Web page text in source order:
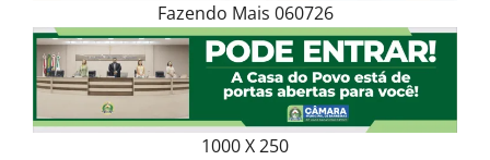
Fazendo Mais 060726
1000 X 250